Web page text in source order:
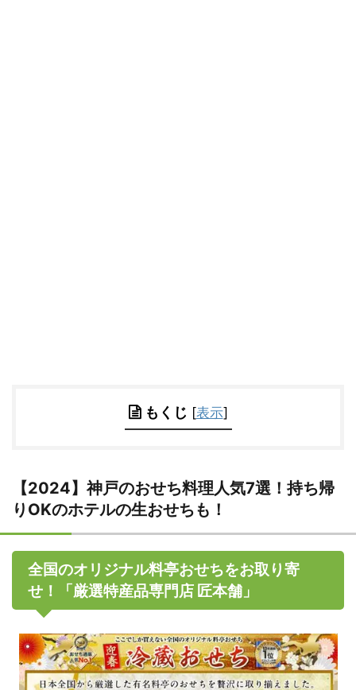
もくじ [表示]
【2024】神戸のおせち料理人気7選！持ち帰
りOKのホテルの生おせちも！
全国のオリジナル料亭おせちをお取り寄
せ！「厳選特産品専門店 匠本舗」